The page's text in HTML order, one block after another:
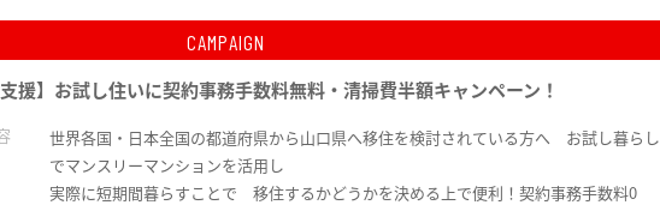
CAMPAIGN
支援】お試し住いに契約事務手数料無料・清掃費半額キャンペーン！
世界各国・日本全国の都道府県から山口県へ移住を検討されている方へ お試し暮らし
でマンスリーマンションを活用し
実際に短期間暮らすことで 移住するかどうかを決める上で便利！契約事務手数料0